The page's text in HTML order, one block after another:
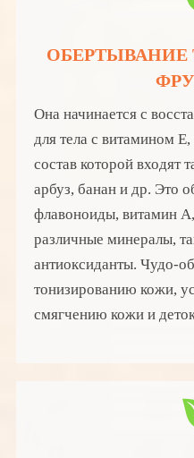
ОБЕРТЫВАНИЕ
Она начинается с
для тела с витамином
состав которой входят
арбуз, банан и др. Это
флавоноиды, витамин
различные минералы,
антиоксиданты. Чудо-
тонизированию кожи,
смягчению кожи и